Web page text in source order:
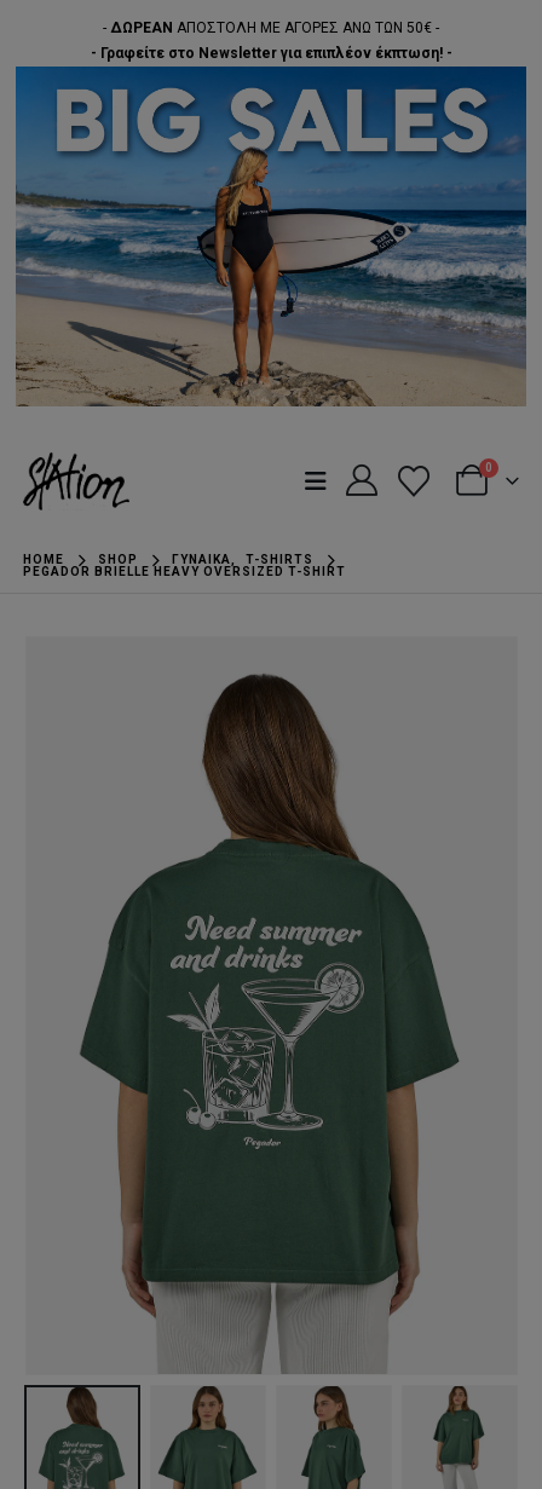
- ΔΩΡΕΑΝ ΑΠΟΣΤΟΛΗ ΜΕ ΑΓΟΡΕΣ ΑΝΩ ΤΩΝ 50€ -
- Γραφείτε στο Newsletter για επιπλέον έκπτωση! -
0
HOME SHOP ΓΥΝΑΊΚΑ,
T-SHIRTS
PEGADOR BRIELLE HEAVY OVERSIZED T-SHIRT